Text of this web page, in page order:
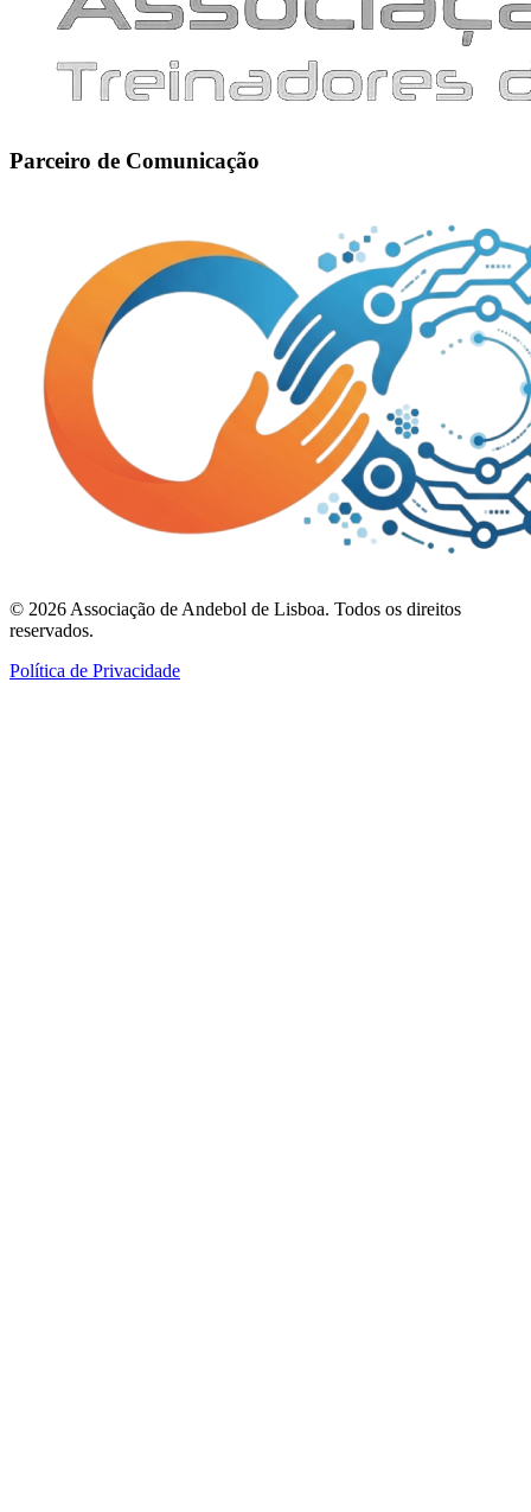
Parceiro de Comunicação
© 2026 Associação de Andebol de Lisboa. Todos os direitos
reservados.
Política de Privacidade